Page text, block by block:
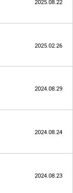
2025.08.22
2025.02.26
2024.08.29
2024.08.24
2024.08.23